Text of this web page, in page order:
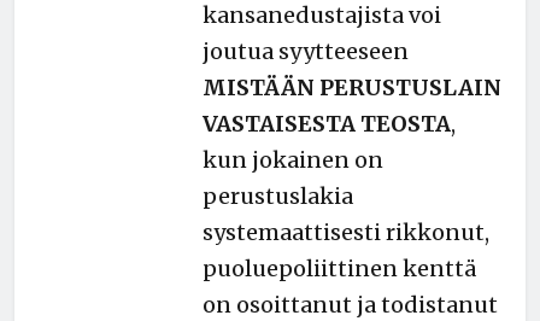
kansanedustajista voi
joutua syytteeseen
MISTÄÄN PERUSTUSLAIN
VASTAISESTA TEOSTA,
kun jokainen on
perustuslakia
systemaattisesti rikkonut,
puoluepoliittinen kenttä
on osoittanut ja todistanut